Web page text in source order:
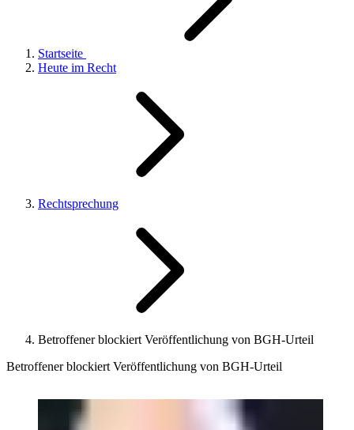
Startseite
Heute im Recht
Rechtsprechung
Betroffener blockiert Veröffentlichung von BGH-Urteil
Betroffener blockiert Veröffentlichung von BGH-Urteil